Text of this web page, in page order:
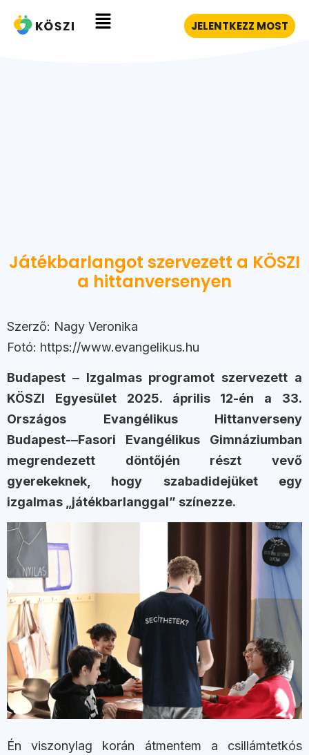
JELENTKEZZ MOST
Játékbarlangot szervezett a KÖSZI
a hittanversenyen
Szerző: Nagy Veronika
Fotó: https://www.evangelikus.hu
Budapest ‒ Izgalmas programot szervezett a
KÖSZI Egyesület 2025. április 12-én a 33.
Országos Evangélikus Hittanverseny
Budapest-‒Fasori Evangélikus Gimnáziumban
megrendezett döntőjén részt vevő
gyerekeknek, hogy szabadidejüket egy
izgalmas „játékbarlanggal” színezze.
Én viszonylag korán átmentem a csillámtetkós